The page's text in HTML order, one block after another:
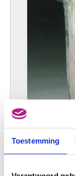
Toestemming